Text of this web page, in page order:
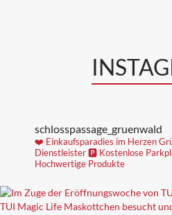
schlosspassage_gruenwald
❤️ Einkaufsparadies im Herzen
Dienstleister🅿️ Kostenlose
Hochwertige Produkte